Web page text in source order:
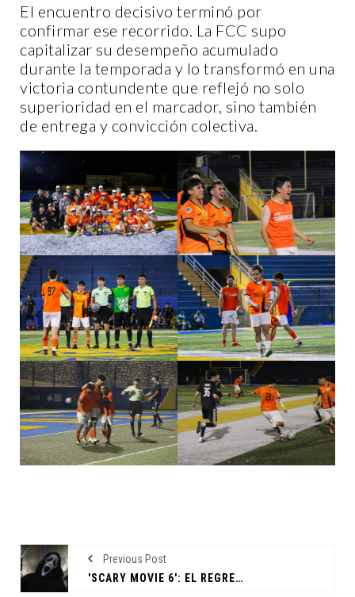
El encuentro decisivo terminó por
confirmar ese recorrido. La FCC supo
capitalizar su desempeño acumulado
durante la temporada y lo transformó en una
victoria contundente que reflejó no solo
superioridad en el marcador, sino también
de entrega y convicción colectiva.
Previous Post
'SCARY MOVIE 6': EL REGRESO DE UNA FRANQUICIA ICÓNICA CON EL SELLO DE LOS WAYANS